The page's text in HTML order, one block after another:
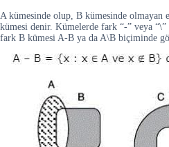
A kümesinde olup, B kümesinde olmayan
kümesi denir. Kümelerde fark “-” veya
fark B kümesi A-B ya da A\B biçiminde